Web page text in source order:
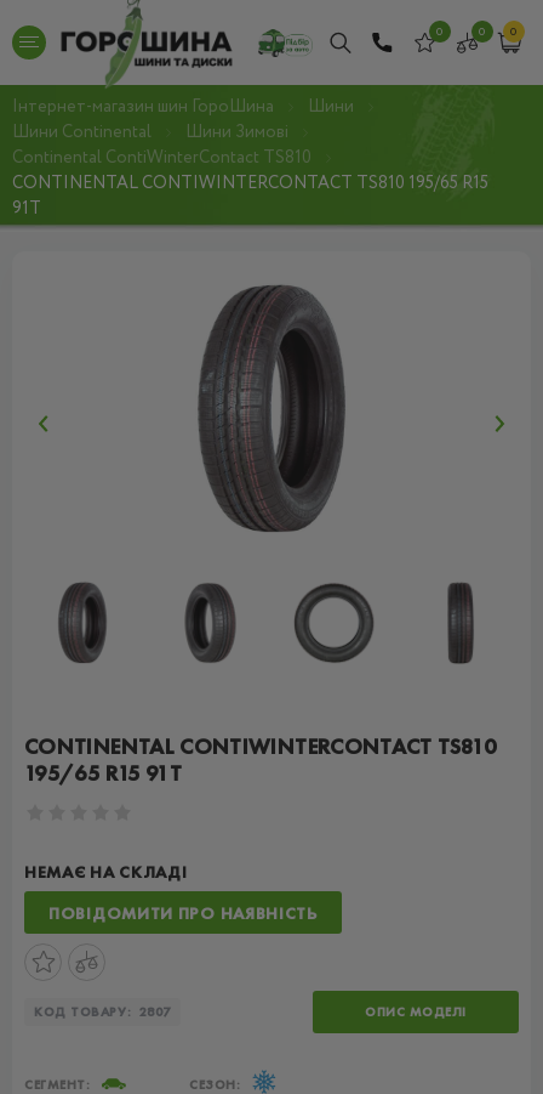
0 0 0
Інтернет-магазин шин ГороШина
Шини
Шини Continental
Шини Зимові
Continental ContiWinterContact TS810
CONTINENTAL CONTIWINTERCONTACT TS810 195/65 R15
91T
CONTINENTAL CONTIWINTERCONTACT TS810
195/65 R15 91T
НЕМАЄ НА СКЛАДІ
ПОВІДОМИТИ ПРО НАЯВНІСТЬ
КОД ТОВАРУ: 2807 ОПИС МОДЕЛІ
СЕГМЕНТ: СЕЗОН: